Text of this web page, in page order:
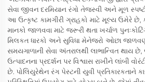
સેવા જીવન દરમિયાન રંગો તેજસ્વી અને મૂળ
આ ઉત્કૃષ્ટ કામગીરી ગ્રાહકો માટે મૂલ્ય ઉમેરે છે,
માનકો જાળવવા માટે જરૂરી થતા ખર્ચાળ
મિલકત ધારકો અને સુવિધા મેનેજરો ઓછા
સમયગાળાની સેવા અંતરાલથી લાભાન્વિત થાય છે,
ઉત્પાદનના પ્રદર્શન પર વિશ્વાસ રાખીને લાંબી
છે. પોલિયુરેથેન રંગ પેસ્ટની યુવી પ્રતિકારકતાને